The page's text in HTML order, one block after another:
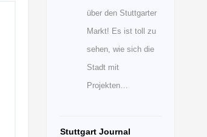
über den Stuttgarter
Markt! Es ist toll zu
sehen, wie sich die
Stadt mit
Projekten…
Stuttgart Journal